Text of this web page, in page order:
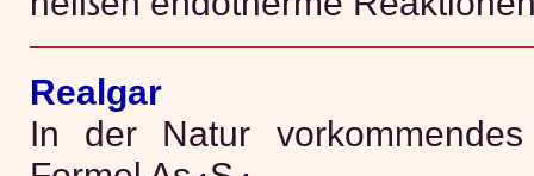
Realgar
In der Natur